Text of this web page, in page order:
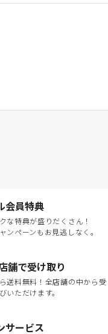
会員特典
な特典が盛りだくさん！
ンペーンもお見逃しなく。
舗で受け取り
送料無料！全店舗の中から受
いただけます。
サービス